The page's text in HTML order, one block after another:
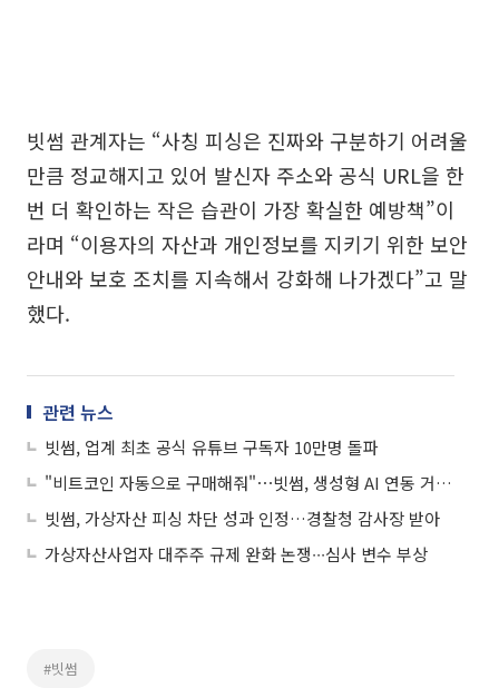
빗썸 관계자는 “사칭 피싱은 진짜와 구분하기 어려울
만큼 정교해지고 있어 발신자 주소와 공식 URL을 한
번 더 확인하는 작은 습관이 가장 확실한 예방책”이
라며 “이용자의 자산과 개인정보를 지키기 위한 보안
안내와 보호 조치를 지속해서 강화해 나가겠다”고 말
했다.
관련 뉴스
빗썸, 업계 최초 공식 유튜브 구독자 10만명 돌파
"비트코인 자동으로 구매해줘"⋯빗썸, 생성형 AI 연동 거래 지원
빗썸, 가상자산 피싱 차단 성과 인정…경찰청 감사장 받아
가상자산사업자 대주주 규제 완화 논쟁∙∙∙심사 변수 부상
#빗썸